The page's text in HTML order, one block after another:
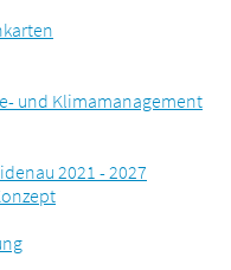
und Klimamanagement
2021 - 2027